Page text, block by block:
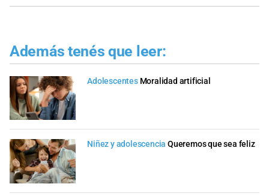
Además tenés que leer:
Adolescentes Moralidad artificial
Niñez y adolescencia Queremos que sea feliz